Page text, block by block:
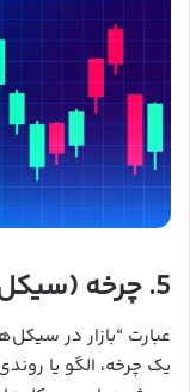
5. چرخه (سیکل بازار)
عبارت “بازار در
یک چرخه، الگو یا